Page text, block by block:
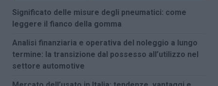
Significato delle misure degli pneumatici: come
leggere il fianco della gomma
Analisi finanziaria e operativa del noleggio a lungo
termine: la transizione dal possesso all’utilizzo nel
settore automotive